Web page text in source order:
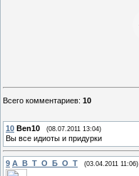
Всего комментариев: 10
10 Ben10 (08.07.2011 13:04)
Вы все идиоты и придурки
9 А_В_Т_О_Б_О_Т (03.04.2011 11:06)